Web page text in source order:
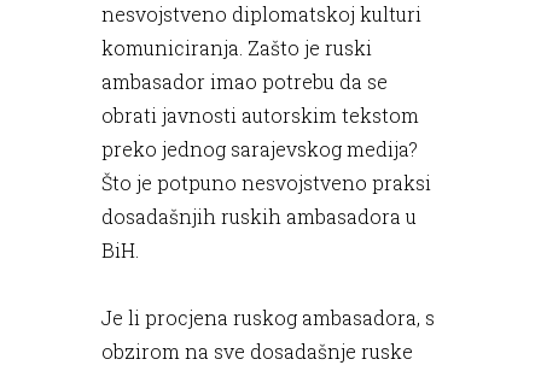
nesvojstveno diplomatskoj kulturi
komuniciranja. Zašto je ruski
ambasador imao potrebu da se
obrati javnosti autorskim tekstom
preko jednog sarajevskog medija?
Što je potpuno nesvojstveno praksi
dosadašnjih ruskih ambasadora u
BiH.
Je li procjena ruskog ambasadora, s
obzirom na sve dosadašnje ruske